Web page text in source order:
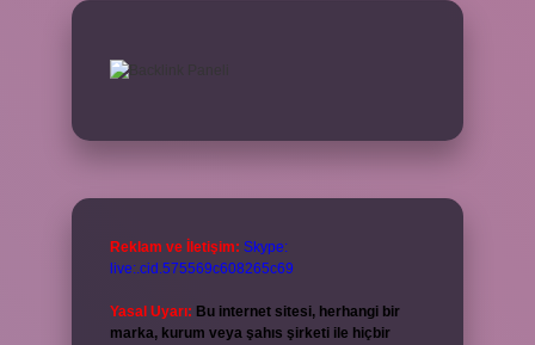
Reklam ve İletişim: Skype:
live:.cid.575569c608265c69
Yasal Uyarı: Bu internet sitesi, herhangi bir
marka, kurum veya şahıs şirketi ile hiçbir